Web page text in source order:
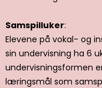
Samspilluker:
Elevene på vokal- og
sin undervisning ha 6
undervisningsformen
læringsmål som